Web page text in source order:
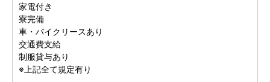
家電付き
寮完備
車・バイクリースあり
交通費支給
制服貸与あり
※上記全て規定有り